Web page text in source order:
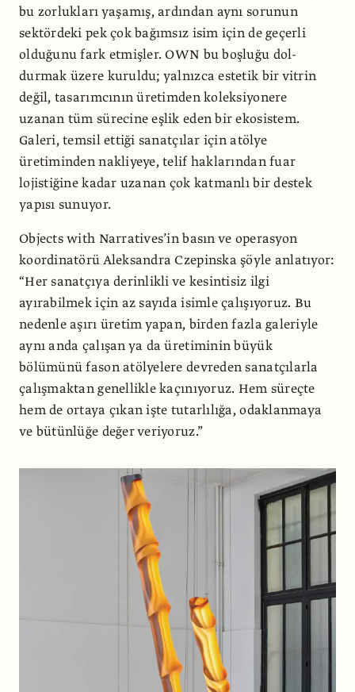
bu zorlukları yaşamış, ardından aynı sorunun
sektördeki pek çok bağımsız isim için de geçerli
olduğu­nu fark etmişler. OWN bu boşluğu dol­
durmak üzere kuruldu; yalnızca estetik bir vitrin
değil, tasarımcının üretimden koleksiyonere
uzanan tüm sürecine eşlik eden bir ekosistem.
Galeri, temsil ettiği sanatçılar için atölye
üretiminden nakliyeye, telif haklarından fuar
lojistiği­ne kadar uzanan çok katmanlı bir destek
yapısı sunuyor.
Objects with Narratives’in basın ve operasyon
koordinatörü Aleksandra Cze­pinska şöyle anlatıyor:
“Her sanatçıya de­rinlikli ve kesintisiz ilgi
ayırabilmek için az sayıda isimle çalışıyoruz. Bu
nedenle aşırı üretim yapan, birden fazla galeriyle
aynı anda çalışan ya da üretiminin bü­yük
bölümünü fason atölyelere devre­den sanatçılarla
çalışmaktan genellikle kaçınıyoruz. Hem süreçte
hem de ortaya çıkan işte tutarlılığa, odaklanmaya
ve bütünlüğe değer veriyoruz.”